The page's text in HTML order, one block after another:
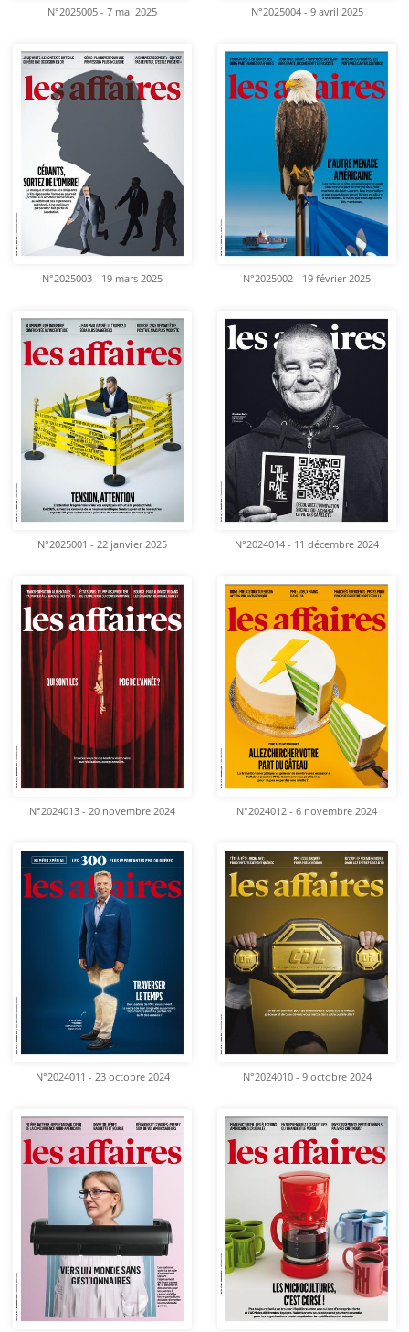
N°2025005 - 7 mai 2025 N°2025004 - 9 avril 2025
N°2025003 - 19 mars 2025 N°2025002 - 19 février 2025
N°2025001 - 22 janvier 2025 N°2024014 - 11 décembre 2024
N°2024013 - 20 novembre 2024 N°2024012 - 6 novembre 2024
N°2024011 - 23 octobre 2024 N°2024010 - 9 octobre 2024